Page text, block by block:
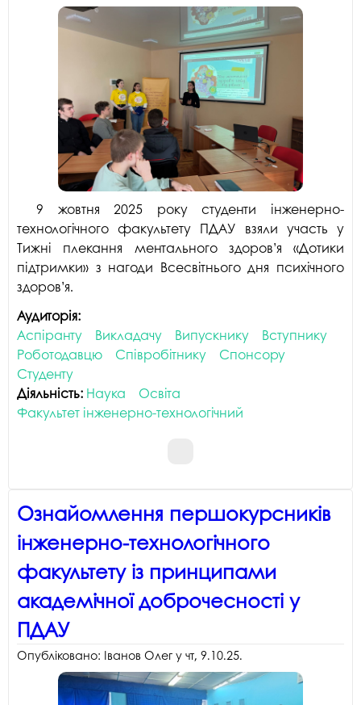
9 жовтня 2025 року студенти інженерно-
технологічного факультету ПДАУ взяли участь у
Тижні плекання ментального здоров’я «Дотики
підтримки» з нагоди Всесвітнього дня психічного
здоров’я.
Аудиторія:
Аспіранту
Викладачу Випускнику
Вступнику
Роботодавцю
Співробітнику
Спонсору
Студенту
Діяльність: Наука
Освіта
Факультет інженерно-технологічний
Ознайомлення першокурсників
інженерно-технологічного
факультету із принципами
академічної доброчесності у
ПДАУ
Опубліковано: Іванов Олег у чт, 9.10.25.